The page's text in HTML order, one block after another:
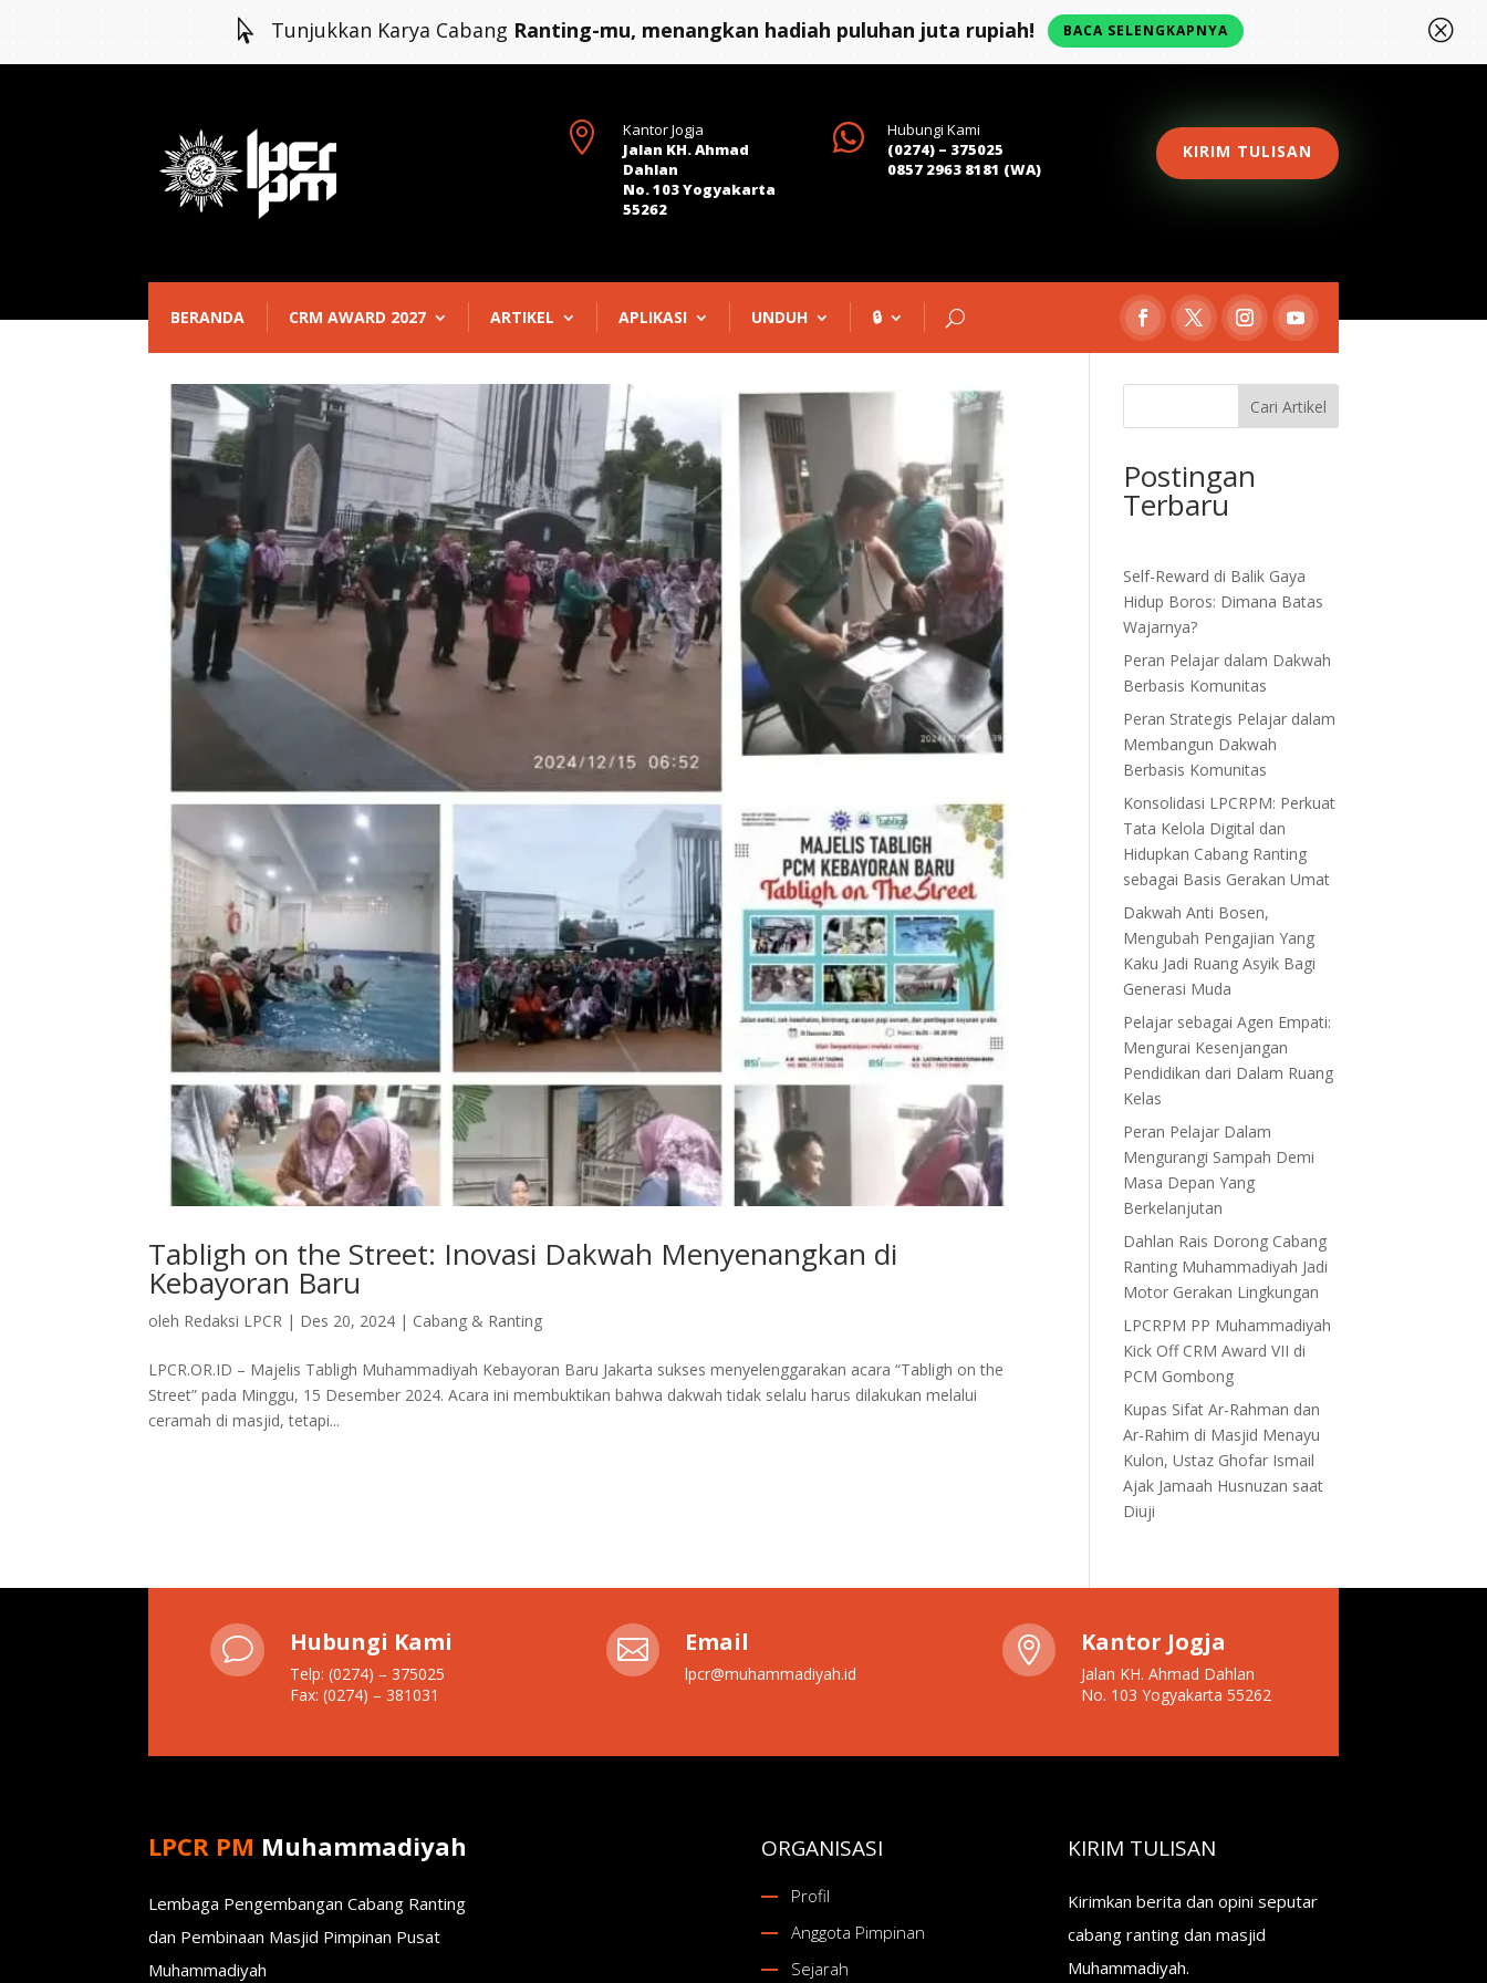
 Tunjukkan Karya Cabang Ranting-mu, menangkan hadiah puluhan juta rupiah! BACA SELENGKAPNYA Q

Kantor Jogja
Jalan KH. Ahmad
Dahlan
No. 103 Yogyakarta
55262

Hubungi Kami
(0274) – 375025
0857 2963 8181 (WA)
KIRIM TULISAN
BERANDA CRM AWARD 2027 ARTIKEL APLIKASI UNDUH 🔒
Tabligh on the Street: Inovasi Dakwah Menyenangkan di
Kebayoran Baru
oleh Redaksi LPCR | Des 20, 2024 | Cabang & Ranting
LPCR.OR.ID – Majelis Tabligh Muhammadiyah Kebayoran Baru Jakarta sukses menyelenggarakan acara “Tabligh on the
Street” pada Minggu, 15 Desember 2024. Acara ini membuktikan bahwa dakwah tidak selalu harus dilakukan melalui
ceramah di masjid, tetapi...
Cari Artikel
Postingan
Terbaru
Self-Reward di Balik Gaya
Hidup Boros: Dimana Batas
Wajarnya?
Peran Pelajar dalam Dakwah
Berbasis Komunitas
Peran Strategis Pelajar dalam
Membangun Dakwah
Berbasis Komunitas
Konsolidasi LPCRPM: Perkuat
Tata Kelola Digital dan
Hidupkan Cabang Ranting
sebagai Basis Gerakan Umat
Dakwah Anti Bosen,
Mengubah Pengajian Yang
Kaku Jadi Ruang Asyik Bagi
Generasi Muda
Pelajar sebagai Agen Empati:
Mengurai Kesenjangan
Pendidikan dari Dalam Ruang
Kelas
Peran Pelajar Dalam
Mengurangi Sampah Demi
Masa Depan Yang
Berkelanjutan
Dahlan Rais Dorong Cabang
Ranting Muhammadiyah Jadi
Motor Gerakan Lingkungan
LPCRPM PP Muhammadiyah
Kick Off CRM Award VII di
PCM Gombong
Kupas Sifat Ar-Rahman dan
Ar-Rahim di Masjid Menayu
Kulon, Ustaz Ghofar Ismail
Ajak Jamaah Husnuzan saat
Diuji
v Hubungi Kami
Telp: (0274) – 375025
Fax: (0274) – 381031
 Email
lpcr@muhammadiyah.id
 Kantor Jogja
Jalan KH. Ahmad Dahlan
No. 103 Yogyakarta 55262
LPCR PM Muhammadiyah
Lembaga Pengembangan Cabang Ranting
dan Pembinaan Masjid Pimpinan Pusat
Muhammadiyah
ORGANISASI
Profil
Anggota Pimpinan
Sejarah
KIRIM TULISAN
Kirimkan berita dan opini seputar
cabang ranting dan masjid
Muhammadiyah.